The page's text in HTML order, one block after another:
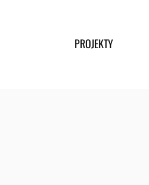
PROJEKTY